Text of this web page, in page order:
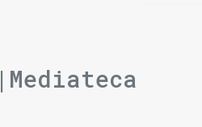
|Mediateca